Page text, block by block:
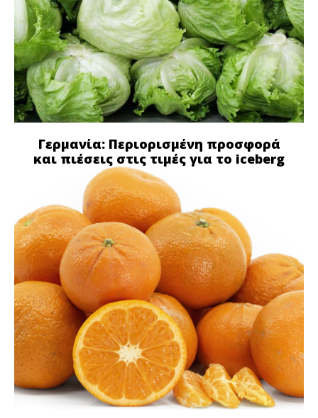
Γερμανία: Περιορισμένη προσφορά
και πιέσεις στις τιμές για το iceberg